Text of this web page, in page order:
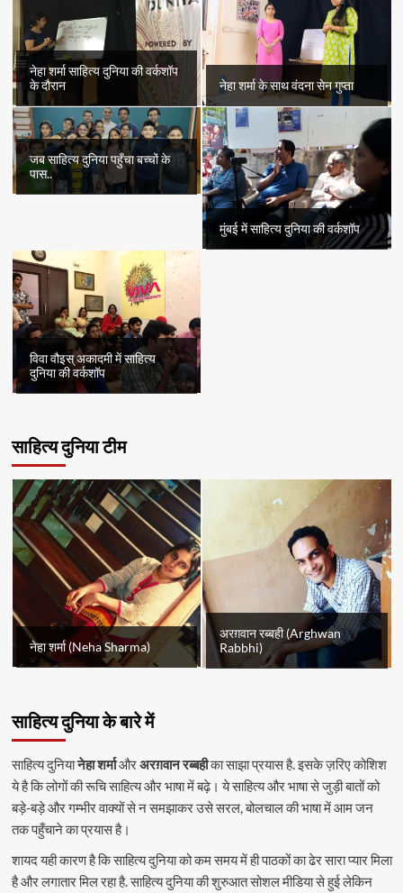
नेहा शर्मा साहित्य दुनिया की वर्कशॉप
के दौरान
नेहा शर्मा के साथ वंदना सेन गुप्ता
जब साहित्य दुनिया पहुँचा बच्चों के
पास..
मुंबई में साहित्य दुनिया की वर्कशॉप
विवा वौइस् अकादमी में साहित्य
दुनिया की वर्कशॉप
साहित्य दुनिया टीम
नेहा शर्मा (Neha Sharma)
अरग़वान रब्बही (Arghwan
Rabbhi)
साहित्य दुनिया के बारे में
साहित्य दुनियानेहा शर्माऔरअरग़वान रब्बहीका साझा प्रयास है. इसके ज़रिए कोशिश
ये है कि लोगों की रूचि साहित्य और भाषा में बढ़े। ये साहित्य और भाषा से जुड़ी बातों को
बड़े-बड़े और गम्भीर वाक्यों से न समझाकर उसे सरल, बोलचाल की भाषा में आम जन
तक पहुँचाने का प्रयास है।
शायद यही कारण है कि साहित्य दुनिया को कम समय में ही पाठकों का ढेर सारा प्यार मिला
है और लगातार मिल रहा है. साहित्य दुनिया की शुरुआत सोशल मीडिया से हुई लेकिन